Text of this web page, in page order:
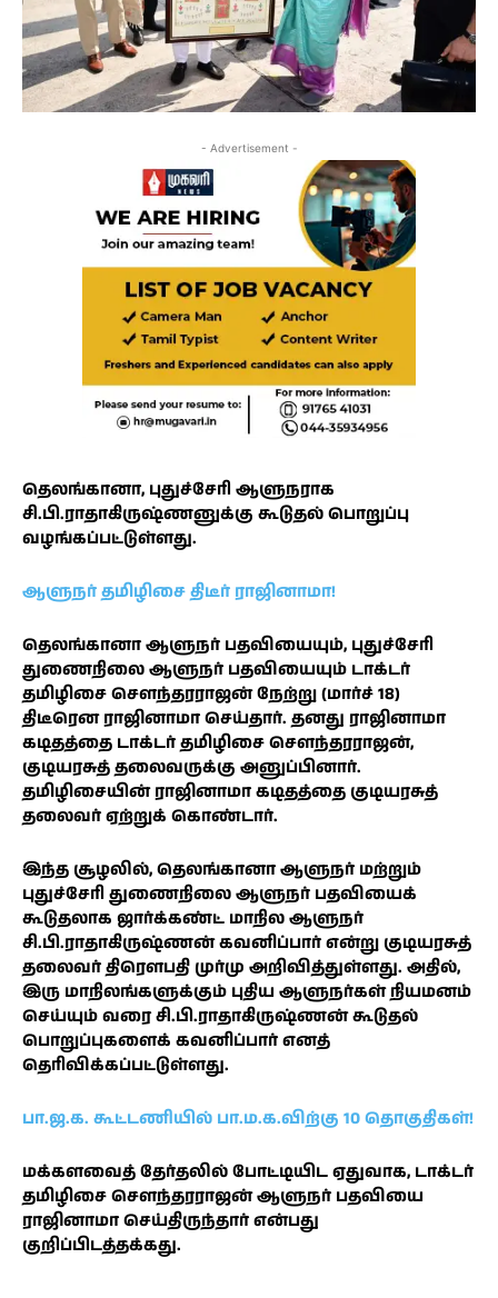
- Advertisement -
தெலங்கானா, புதுச்சேரி ஆளுநராக
சி.பி.ராதாகிருஷ்ணனுக்கு கூடுதல் பொறுப்பு
வழங்கப்பட்டுள்ளது.
ஆளுநர் தமிழிசை திடீர் ராஜினாமா!
தெலங்கானா ஆளுநர் பதவியையும், புதுச்சேரி
துணைநிலை ஆளுநர் பதவியையும் டாக்டர்
தமிழிசை சௌந்தரராஜன் நேற்று (மார்ச் 18)
திடீரென ராஜினாமா செய்தார். தனது ராஜினாமா
கடிதத்தை டாக்டர் தமிழிசை சௌந்தரராஜன்,
குடியரசுத் தலைவருக்கு அனுப்பினார்.
தமிழிசையின் ராஜினாமா கடிதத்தை குடியரசுத்
தலைவர் ஏற்றுக் கொண்டார்.
இந்த சூழலில், தெலங்கானா ஆளுநர் மற்றும்
புதுச்சேரி துணைநிலை ஆளுநர் பதவியைக்
கூடுதலாக ஜார்க்கண்ட் மாநில ஆளுநர்
சி.பி.ராதாகிருஷ்ணன் கவனிப்பார் என்று குடியரசுத்
தலைவர் திரௌபதி முர்மு அறிவித்துள்ளது. அதில்,
இரு மாநிலங்களுக்கும் புதிய ஆளுநர்கள் நியமனம்
செய்யும் வரை சி.பி.ராதாகிருஷ்ணன் கூடுதல்
பொறுப்புகளைக் கவனிப்பார் எனத்
தெரிவிக்கப்பட்டுள்ளது.
பா.ஜ.க. கூட்டணியில் பா.ம.க.விற்கு 10 தொகுதிகள்!
மக்களவைத் தேர்தலில் போட்டியிட ஏதுவாக, டாக்டர்
தமிழிசை சௌந்தரராஜன் ஆளுநர் பதவியை
ராஜினாமா செய்திருந்தார் என்பது
குறிப்பிடத்தக்கது.